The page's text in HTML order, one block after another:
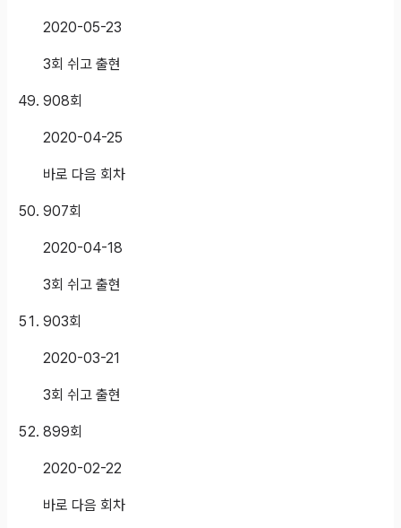
2020-05-23
3회 쉬고 출현
908회
2020-04-25
바로 다음 회차
907회
2020-04-18
3회 쉬고 출현
903회
2020-03-21
3회 쉬고 출현
899회
2020-02-22
바로 다음 회차